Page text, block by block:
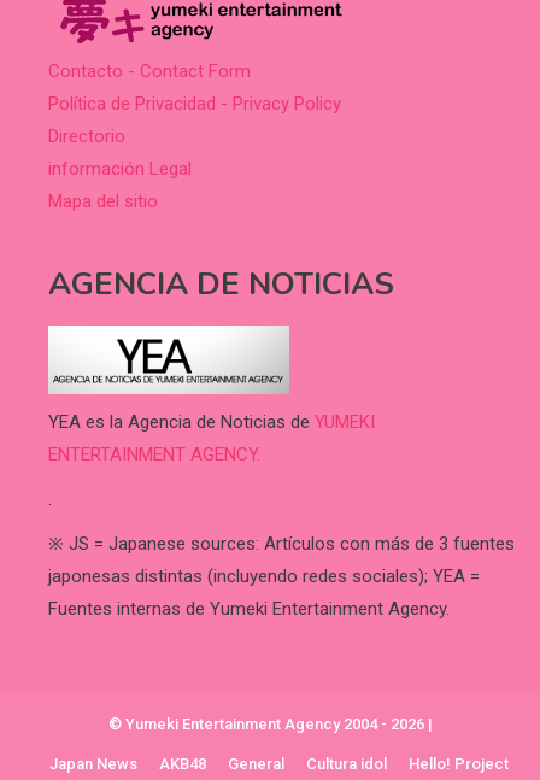
Contacto - Contact Form
Política de Privacidad - Privacy Policy
Directorio
información Legal
Mapa del sitio
AGENCIA DE NOTICIAS
YEA es la Agencia de Noticias de YUMEKI
ENTERTAINMENT AGENCY.
.
※ JS = Japanese sources: Artículos con más de 3 fuentes
japonesas distintas (incluyendo redes sociales); YEA =
Fuentes internas de Yumeki Entertainment Agency.
© Yumeki Entertainment Agency 2004 - 2026 |
Japan News AKB48 General Cultura idol Hello! Project